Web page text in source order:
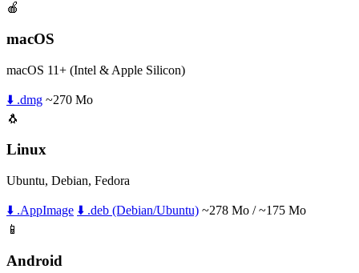
🍎
macOS
macOS 11+ (Intel & Apple Silicon)
⬇️ .dmg ~270 Mo
🐧
Linux
Ubuntu, Debian, Fedora
⬇️ .AppImage ⬇️ .deb (Debian/Ubuntu) ~278 Mo / ~175 Mo
📱
Android